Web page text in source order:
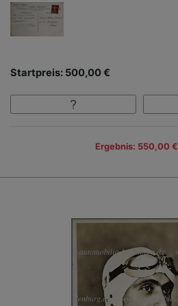
Startpreis: 500,00 €
Ergebnis: 550,00 €